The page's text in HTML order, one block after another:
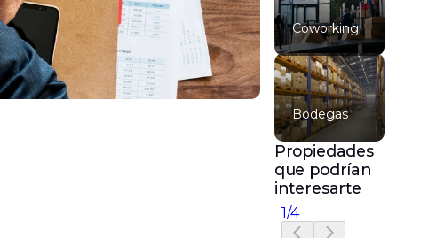
Coworking
Bodegas
Propiedades
que podrían
interesarte